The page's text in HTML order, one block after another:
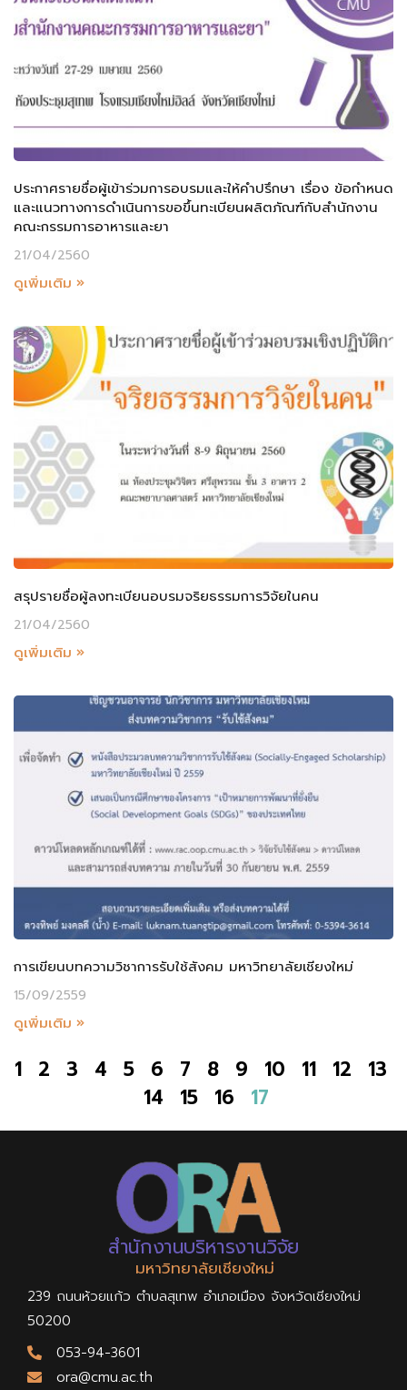
ประกาศรายชื่อผู้เข้าร่วมการอบรมและให้คำปรึกษา เรื่อง ข้อกำหนด
และแนวทางการดำเนินการขอขึ้นทะเบียนผลิตภัณฑ์กับสำนักงาน
คณะกรรมการอาหารและยา
21/04/2560
ดูเพิ่มเติม »
สรุปรายชื่อผู้ลงทะเบียนอบรมจริยธรรมการวิจัยในคน
21/04/2560
ดูเพิ่มเติม »
การเขียนบทความวิชาการรับใช้สังคม มหาวิทยาลัยเชียงใหม่
15/09/2559
ดูเพิ่มเติม »
1 2 3 4 5 6 7 8 9 10 11 12
13
14
15 16 17
สำนักงานบริหารงานวิจัย
มหาวิทยาลัยเชียงใหม่
239 ถนนห้วยแก้ว ตำบลสุเทพ อำเภอเมือง จังหวัดเชียงใหม่
50200
053-94-3601
ora@cmu.ac.th